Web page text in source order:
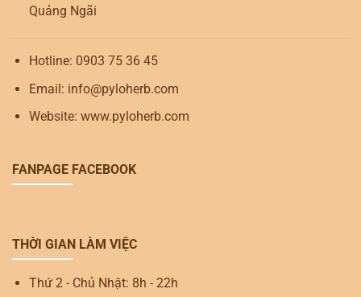
Quảng Ngãi
Hotline: 0903 75 36 45
Email: info@pyloherb.com
Website: www.pyloherb.com
FANPAGE FACEBOOK
THỜI GIAN LÀM VIỆC
Thứ 2 - Chủ Nhật: 8h - 22h